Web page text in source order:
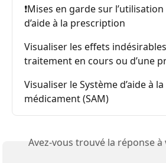
❗️Mises en garde sur
d’aide à la prescription
Visualiser les effets
traitement en cours ou d’une
Visualiser le Système d’aide à
médicament (SAM)
Avez-vous trouvé la réponse